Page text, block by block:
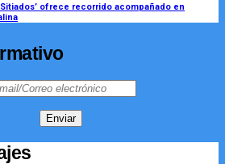
ofrece recorrido acompañado en